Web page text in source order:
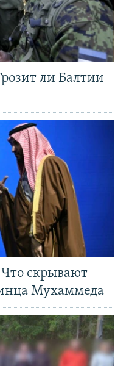
ли Балтии
скрывают
Мухаммеда